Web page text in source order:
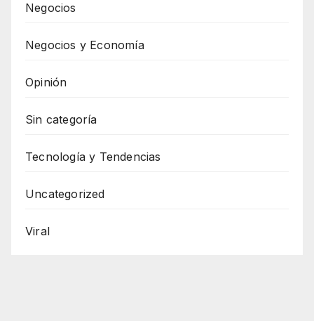
Negocios
Negocios y Economía
Opinión
Sin categoría
Tecnología y Tendencias
Uncategorized
Viral